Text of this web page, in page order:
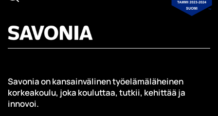
Savonia on kansainvälinen työelämäläheinen
korkeakoulu, joka kouluttaa, tutkii, kehittää ja
innovoi.